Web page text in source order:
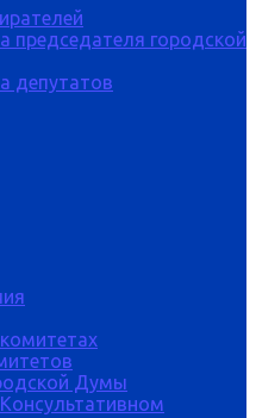
председателя городской
депутатов
Думы